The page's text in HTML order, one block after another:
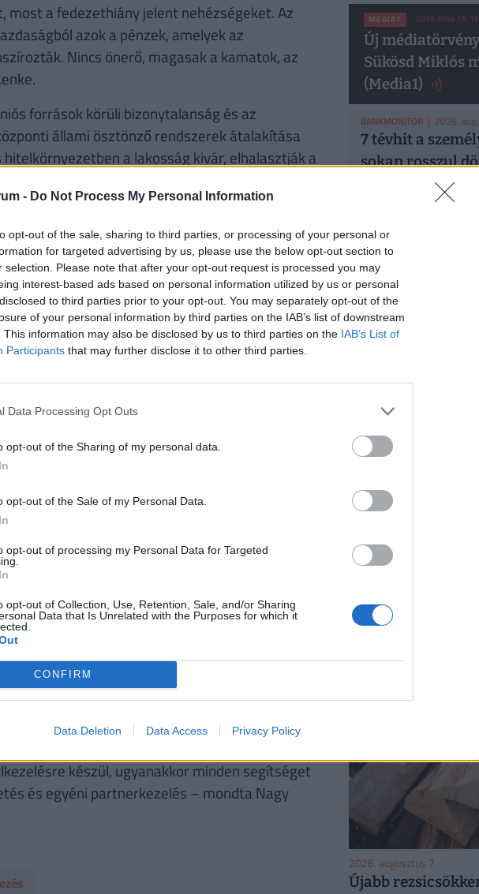
- Do Not Process My Personal Information
opt-out of the sale, sharing to third parties, or processing of your personal or
for targeted advertising by us, please use the below opt-out section to
selection. Please note that after your opt-out request is processed you may
interest-based ads based on personal information utilized by us or personal
to third parties prior to your opt-out. You may separately opt-out of the
of your personal information by third parties on the IAB’s list of downstream
This information may also be disclosed by us to third parties on the IAB’s List of
Participants that may further disclose it to other third parties.
Data Processing Opt Outs
opt-out of the Sharing of my personal data.
opt-out of the Sale of my Personal Data.
opt-out of processing my Personal Data for Targeted
opt-out of Collection, Use, Retention, Sale, and/or Sharing
Data that Is Unrelated with the Purposes for which it
CONFIRM
Data Deletion Data Access Privacy Policy
a fedezethiány jelent nehézségeket. Az
azok a pénzek, amelyek az
Nincs önerő, magasak a kamatok, az
források körüli bizonytalanság és az
állami ösztönző rendszerek átalakítása
a lakosság kivár, elhalasztják a
beruházások visszaesése némileg
szervezett, rövid-középtávon kevésbé
terén.
az építőipari vállalkozások számában, amit
években. Azonban ez nem pozitív, inkább
szakmai képzettség nélkül, alacsony
vállalkozások megjelenése az ágazatban.
VAN OLCSÓ MEGOLDÁS!
törlesztővel fel lehet venniaK&H Banknál.
sem:
Banknál 7,02%. Érdemes még megnézni
kalkulációt végezni, saját preferenciáink
keresd fel a
kényszertörlések száma emelkedik. Még
elindul-e a lavina? A tavalyi év végén
a kérdés, hogy ez mennyire fog
készül, ugyanakkor minden segítséget
és egyéni partnerkezelés – mondta Nagy
MEDIA1 2026. július 16.
Új
Sükösd Miklós
(Media1)
BANKMONITOR| 2026.
7 tévhit a
sokan rosszul
A személyi kölcsön
kiadás,
MEDIA1 | 2026. augusztus
Tarr Zoltán
szól bele a
heteken belül
egyeztetés az
Tarr Zoltán, a
felelős minisztérium
CHIKANSPLANET | 2026.
A városok
fa, de a
A városi hőségnek
Két friss kutatás
KONYHAKONTROLLING |
Csúcsidőben
A
elsőre felháborítóan
2026. augusztus 7.
Újabb